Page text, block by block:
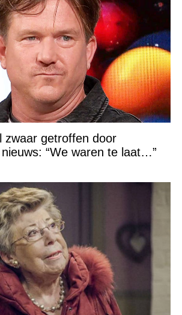
zwaar getroffen door
“We waren te laat…”